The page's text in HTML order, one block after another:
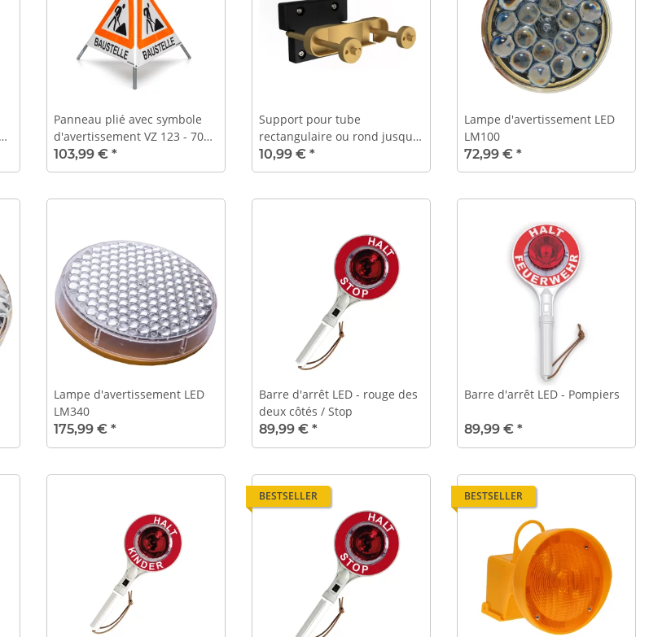
Panneau plié avec symbole
d'avertissement VZ 123 - 70
cm - chantier - luminosité
diurne
103,99 € *
Support pour tube
rectangulaire ou rond jusqu'à
55 mm
10,99 € *
Lampe d'avertissement LED
LM100
72,99 € *
Lampe d'avertissement LED
LM340
175,99 € *
Barre d'arrêt LED - rouge des
deux côtés / Stop
89,99 € *
Barre d'arrêt LED - Pompiers
89,99 € *
BESTSELLER BESTSELLER